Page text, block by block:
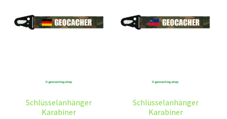
Schlüsselanhänger
Karabiner
Schlüsselanhänger
Karabiner